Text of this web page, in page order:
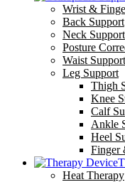
Wrist &
Back Support
Neck Support
Posture
Waist Support
Leg Support
Thigh
Knee
Calf
Ankle
Heel
Finger
Heat Therapy